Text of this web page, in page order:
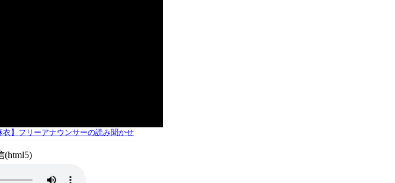
】フリーアナウンサーの読み聞かせ
(html5)